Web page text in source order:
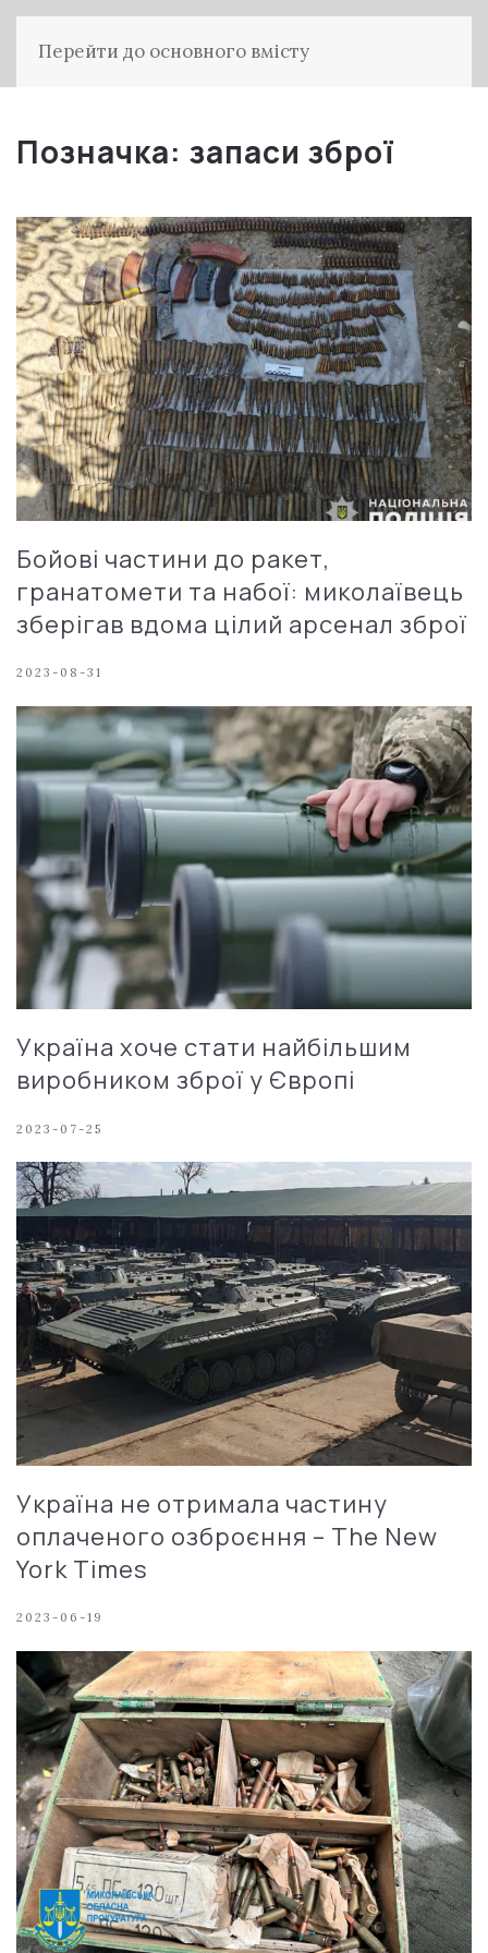
Перейти до основного вмісту
Позначка: запаси зброї
Бойові частини до ракет,
гранатомети та набої: миколаївець
зберігав вдома цілий арсенал зброї
2023-08-31
Україна хоче стати найбільшим
виробником зброї у Європі
2023-07-25
Україна не отримала частину
оплаченого озброєння – The New
York Times
2023-06-19